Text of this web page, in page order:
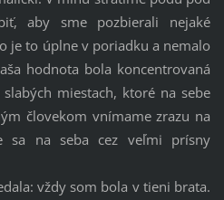
aby sme pozbierali nejaké
je to úplne v poriadku a nemalo
hodnota bola koncentrovaná
miestach, ktoré na sebe
človekom vnímame zrazu na
sa na seba cez veľmi prísny
vždy som bola v tieni brata.